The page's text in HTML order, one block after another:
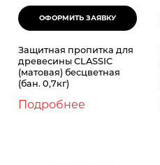
Защитная пропитка для
древесины CLASSIC
(матовая) бесцветная
(бан. 0,7кг)
Подробнее